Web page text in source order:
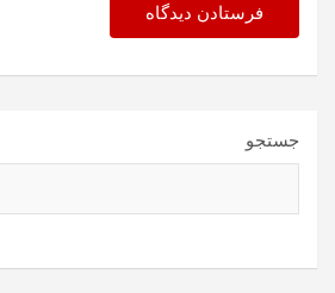
جستجو